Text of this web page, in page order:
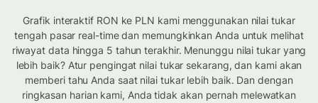
Grafik interaktif RON ke PLN kami menggunakan nilai tukar
tengah pasar real-time dan memungkinkan Anda untuk melihat
riwayat data hingga 5 tahun terakhir. Menunggu nilai tukar yang
lebih baik? Atur pengingat nilai tukar sekarang, dan kami akan
memberi tahu Anda saat nilai tukar lebih baik. Dan dengan
ringkasan harian kami, Anda tidak akan pernah melewatkan